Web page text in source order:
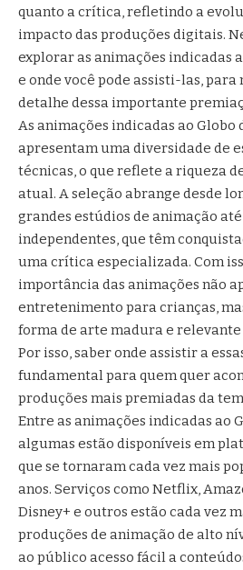
quanto a crítica, refletindo a
impacto das produções digitais.
explorar as animações indicadas
e onde você pode assisti-las,
detalhe dessa importante
As animações indicadas ao Globo
apresentam uma diversidade de
técnicas, o que reflete a riqueza
atual. A seleção abrange desde
grandes estúdios de animação
independentes, que têm
uma crítica especializada. Com
importância das animações não
entretenimento para crianças,
forma de arte madura e relevante
Por isso, saber onde assistir a
fundamental para quem quer
produções mais premiadas da
Entre as animações indicadas ao
algumas estão disponíveis em
que se tornaram cada vez mais
anos. Serviços como Netflix,
Disney+ e outros estão cada vez
produções de animação de alto
ao público acesso fácil a